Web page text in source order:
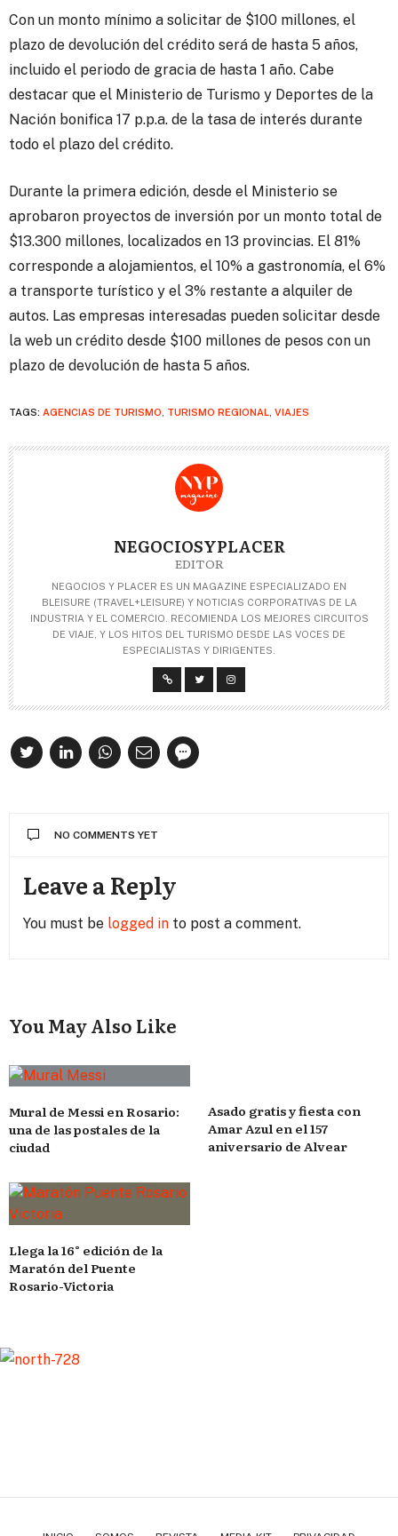
Con un monto mínimo a solicitar de $100 millones, el
plazo de devolución del crédito será de hasta 5 años,
incluido el periodo de gracia de hasta 1 año. Cabe
destacar que el Ministerio de Turismo y Deportes de la
Nación bonifica 17 p.p.a. de la tasa de interés durante
todo el plazo del crédito.
Durante la primera edición, desde el Ministerio se
aprobaron proyectos de inversión por un monto total de
$13.300 millones, localizados en 13 provincias. El 81%
corresponde a alojamientos, el 10% a gastronomía, el 6%
a transporte turístico y el 3% restante a alquiler de
autos. Las empresas interesadas pueden solicitar desde
la web un crédito desde $100 millones de pesos con un
plazo de devolución de hasta 5 años.
TAGS: AGENCIAS DE TURISMO TURISMO REGIONAL VIAJES
NEGOCIOSYPLACER
EDITOR
NEGOCIOS Y PLACER ES UN MAGAZINE ESPECIALIZADO EN
BLEISURE (TRAVEL+LEISURE) Y NOTICIAS CORPORATIVAS DE LA
INDUSTRIA Y EL COMERCIO. RECOMIENDA LOS MEJORES CIRCUITOS
DE VIAJE, Y LOS HITOS DEL TURISMO DESDE LAS VOCES DE
ESPECIALISTAS Y DIRIGENTES.
NO COMMENTS YET
Leave a Reply
You must be logged in to post a comment.
You May Also Like
Mural de Messi en Rosario:
una de las postales de la
ciudad
Asado gratis y fiesta con
Amar Azul en el 157
aniversario de Alvear
Llega la 16° edición de la
Maratón del Puente
Rosario-Victoria